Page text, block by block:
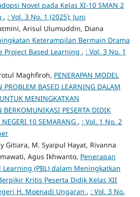
Novel pada Kelas XI-10 SMAN 2
, : Vol. 3 No. 1 (2025): Juni
Arisul Ulumuddin, Diana
Keterampilan Bermain Drama
Project Based Learning , : Vol. 3 No. 1
Maghfiroh, PENERAPAN MODEL
PROBLEM BASED LEARNING DALAM
MENINGKATKAN
BERKOMUNIKASI PESERTA DIDIK
10 SEMARANG , : Vol. 1 No. 2
Gitiara, M. Syaipul Hayat, Rivanna
Agus Ikhwanto, Penerapan
Learning (PBL) dalam Meningkatkan
Kritis Peserta Didik Kelas XII
H. Moenadi Ungaran , : Vol. 3 No.